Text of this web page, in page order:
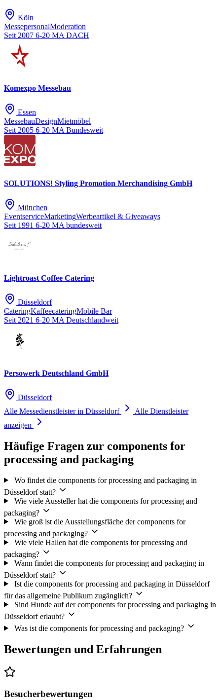
Köln
MessepersonalModeration
Seit 2007 6-20 MA DACH
Komexpo Messebau
Essen
MessebauDesignMietmöbel
Seit 2005 6-20 MA Bundesweit
SOLUTIONS! Styling Promotion Merchandising GmbH
München
EventserviceMarketingWerbeartikel & Giveaways
Seit 1991 6-20 MA bundesweit
Lightroast Coffee Catering
Düsseldorf
CateringKaffeecateringMobile Bar
Seit 2021 6-20 MA Deutschlandweit
Persowerk Deutschland GmbH
Düsseldorf
Alle Messedienstleister in Düsseldorf
Alle Dienstleister
anzeigen
Häufige Fragen zur components for
processing and packaging
Wo findet die components for processing and packaging in
Düsseldorf statt?
Wie viele Aussteller hat die components for processing and
packaging?
Wie groß ist die Ausstellungsfläche der components for
processing and packaging?
Wie viele Hallen hat die components for processing and
packaging?
Wann findet die components for processing and packaging in
Düsseldorf statt?
Ist die components for processing and packaging in Düsseldorf
für das allgemeine Publikum zugänglich?
Sind Hunde auf der components for processing and packaging in
Düsseldorf erlaubt?
Was ist die components for processing and packaging?
Bewertungen und Erfahrungen
Besucherbewertungen